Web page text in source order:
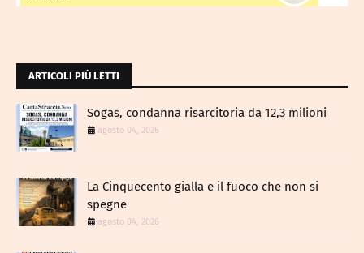
ARTICOLI PIÙ LETTI
Sogas, condanna risarcitoria da 12,3 milioni
agosto 04, 2026
La Cinquecento gialla e il fuoco che non si
spegne
agosto 04, 2026